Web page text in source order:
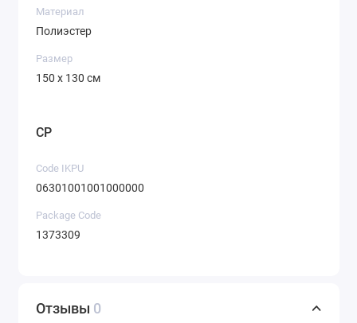
Материал
Полиэстер
Размер
150 х 130 см
CP
Code IKPU
06301001001000000
Package Code
1373309
Отзывы 0